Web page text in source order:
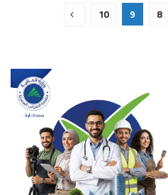
8
9
10